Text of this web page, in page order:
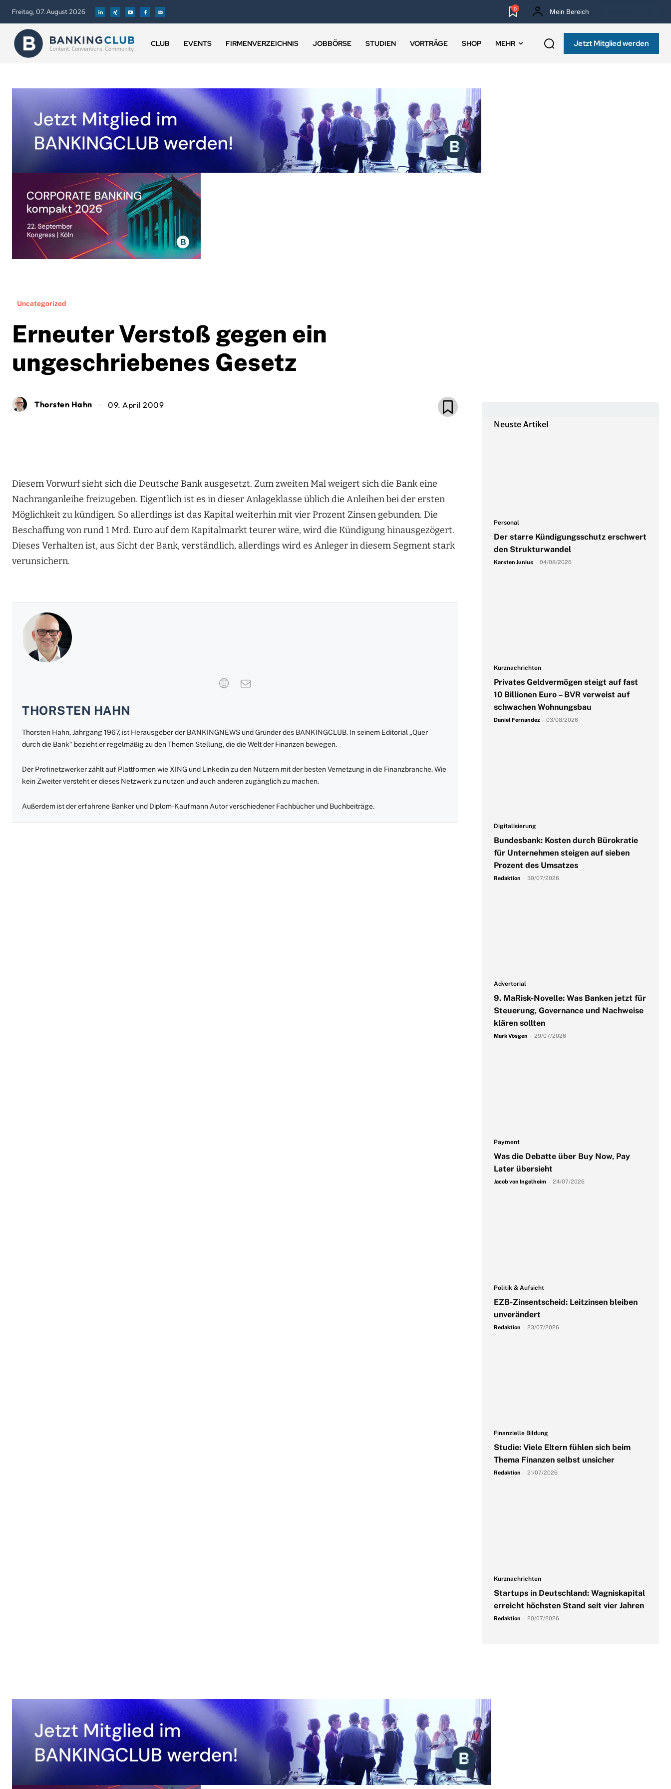
Freitag, 07. August 2026 0 Mein Bereich
CLUB EVENTS FIRMENVERZEICHNIS JOBBÖRSE STUDIEN VORTRÄGE SHOP MEHR Jetzt Mitglied werden
Uncategorized
Erneuter Verstoß gegen ein
ungeschriebenes Gesetz
Thorsten Hahn 09. April 2009
Diesem Vorwurf sieht sich die Deutsche Bank ausgesetzt. Zum zweiten Mal weigert sich die Bank eine
Nachranganleihe freizugeben. Eigentlich ist es in dieser Anlageklasse üblich die Anleihen bei der ersten
Möglichkeit zu kündigen. So allerdings ist das Kapital weiterhin mit vier Prozent Zinsen gebunden. Die
Beschaffung von rund 1 Mrd. Euro auf dem Kapitalmarkt teurer wäre, wird die Kündigung hinausgezögert.
Dieses Verhalten ist, aus Sicht der Bank, verständlich, allerdings wird es Anleger in diesem Segment stark
verunsichern.
THORSTEN HAHN
Thorsten Hahn, Jahrgang 1967, ist Herausgeber der BANKINGNEWS und Gründer des BANKINGCLUB. In seinem Editorial „Quer
durch die Bank“ bezieht er regelmäßig zu den Themen Stellung, die die Welt der Finanzen bewegen.
Der Profinetzwerker zählt auf Plattformen wie XING und Linkedin zu den Nutzern mit der besten Vernetzung in die Finanzbranche. Wie
kein Zweiter versteht er dieses Netzwerk zu nutzen und auch anderen zugänglich zu machen.
Außerdem ist der erfahrene Banker und Diplom-Kaufmann Autor verschiedener Fachbücher und Buchbeiträge.
Neuste Artikel
Personal
Der starre Kündigungsschutz erschwert
den Strukturwandel
Karsten Junius 04/08/2026
Kurznachrichten
Privates Geldvermögen steigt auf fast
10 Billionen Euro – BVR verweist auf
schwachen Wohnungsbau
Daniel Fernandez 03/08/2026
Digitalisierung
Bundesbank: Kosten durch Bürokratie
für Unternehmen steigen auf sieben
Prozent des Umsatzes
Redaktion 30/07/2026
Advertorial
9. MaRisk-Novelle: Was Banken jetzt für
Steuerung, Governance und Nachweise
klären sollten
Mark Vösgen 29/07/2026
Payment
Was die Debatte über Buy Now, Pay
Later übersieht
Jacob von Ingelheim 24/07/2026
Politik & Aufsicht
EZB-Zinsentscheid: Leitzinsen bleiben
unverändert
Redaktion 23/07/2026
Finanzielle Bildung
Studie: Viele Eltern fühlen sich beim
Thema Finanzen selbst unsicher
Redaktion 21/07/2026
Kurznachrichten
Startups in Deutschland: Wagniskapital
erreicht höchsten Stand seit vier Jahren
Redaktion 20/07/2026